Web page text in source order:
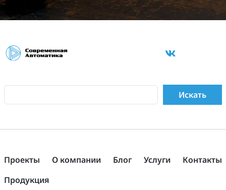
Проекты О компании Блог Услуги
Контакты
Продукция